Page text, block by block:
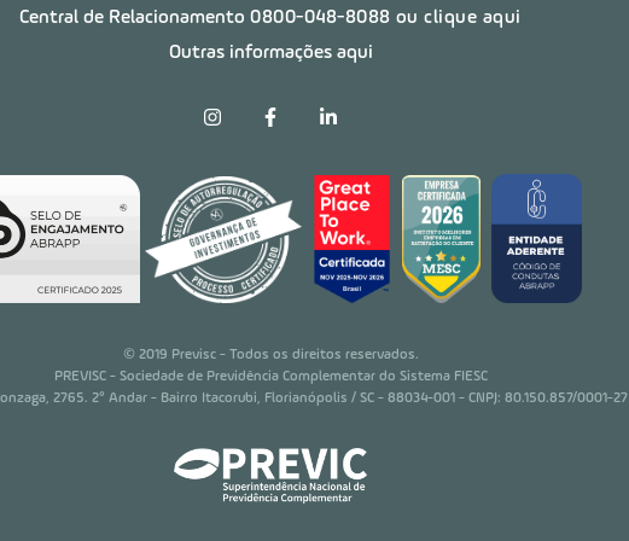
Central de Relacionamento0800-048-8088 ou clique aqui
Outras informações aqui
© 2019 Previsc - Todos os direitos reservados.
PREVISC - Sociedade de Previdência Complementar do Sistema FIESC
2765. 2° Andar - Bairro Itacorubi, Florianópolis / SC - 88034-001 - CNPJ: 80.150.857/0001-27